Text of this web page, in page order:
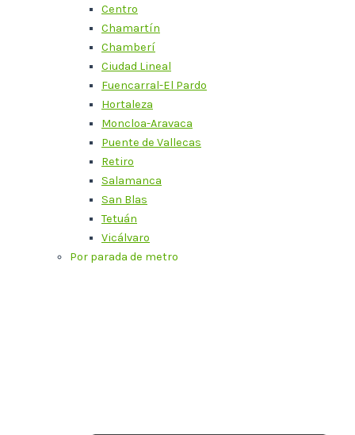
Centro
Chamartín
Chamberí
Ciudad Lineal
Fuencarral-El Pardo
Hortaleza
Moncloa-Aravaca
Puente de Vallecas
Retiro
Salamanca
San Blas
Tetuán
Vicálvaro
Por parada de metro